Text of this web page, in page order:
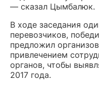
— сказал Цымбалюк.
В ходе заседания
перевозчиков,
предложил
привлечением
органов, чтобы
2017 года.